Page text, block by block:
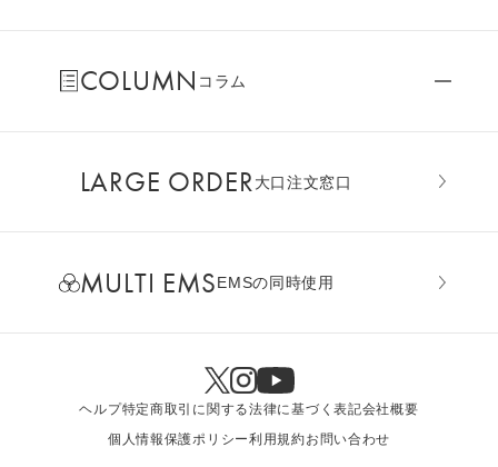
COLUMN コラム
LARGE ORDER⼤⼝注⽂窓⼝
MULTI EMSEMSの同時使用
ヘルプ特定商取引に関する法律に基づく表記会社概要
個人情報保護ポリシー利用規約お問い合わせ